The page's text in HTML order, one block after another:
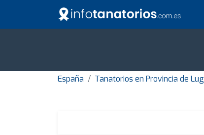
España Tanatorios en Provincia de